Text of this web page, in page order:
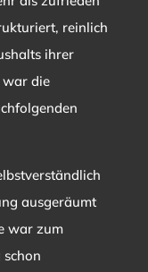
reinlich
ihrer
war die
ausgeräumt
war zum